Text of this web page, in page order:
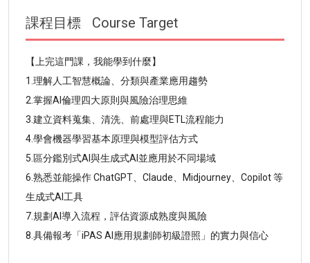
課程目標 Course Target
【上完這門課，我能學到什麼】
1.理解人工智慧概論、分類與產業應用趨勢
2.掌握AI倫理四大原則與風險治理思維
3.建立資料蒐集、清洗、前處理與ETL流程能力
4.學會機器學習基本原理與模型評估方式
5.區分鑑別式AI與生成式AI並應用於不同場域
6.熟悉並能操作 ChatGPT、Claude、Midjourney、Copilot 等
生成式AI工具
7.規劃AI導入流程，評估資源成熟度與風險
8.具備報考「iPAS AI應用規劃師初級證照」的實力與信心